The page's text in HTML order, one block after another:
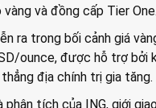
và đồng cấp Tier
ra trong bối cảnh giá
ounce, được hỗ trợ bởi
địa chính trị gia tăng.
phân tích của ING, giới